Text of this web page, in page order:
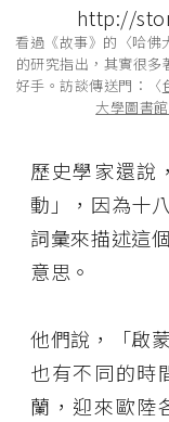
看過《故事》的〈哈
的研究指出，其實很
好手。訪談傳送門：〈
大學圖書
歷史學家還說
動」，因為十
詞彙來描述這
意思。
他們說，「啟
也有不同的時
蘭，迎來歐陸